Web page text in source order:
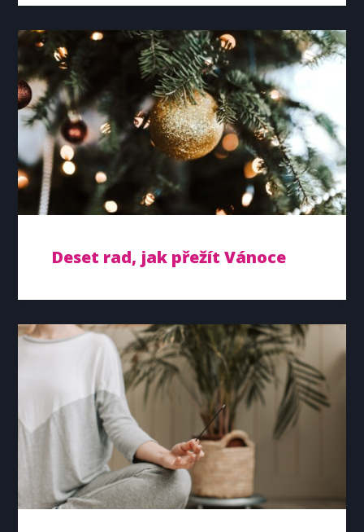
Deset rad, jak přežít Vánoce